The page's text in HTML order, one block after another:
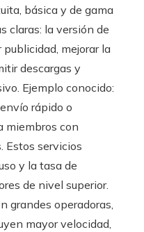
básica y de gama
claras: la versión de
mejorar la
descargas y
Ejemplo conocido:
rápido o
miembros con
Estos servicios
y la tasa de
de nivel superior.
grandes operadoras,
mayor velocidad,